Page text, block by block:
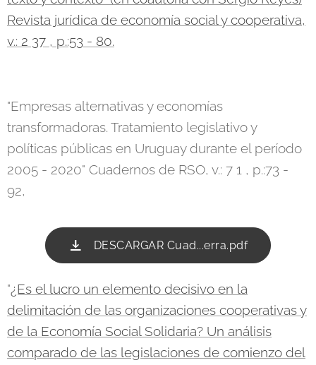
Revista jurídica de economía social y cooperativa,
v.: 2 37 , p.:53 - 80.
"Empresas alternativas y economías
transformadoras. Tratamiento legislativo y
políticas públicas en Uruguay durante el período
2005 - 2020" Cuadernos de RSO, v.: 7 1 , p.:73 -
92,
DESCARGAR Cuad...erra.pdf
"¿Es el lucro un elemento decisivo en la
delimitación de las organizaciones cooperativas y
de la Economía Social Solidaria? Un análisis
comparado de las legislaciones de comienzo del